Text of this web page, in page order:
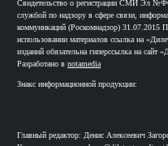
Свидетельство о регистрации СМИ Эл
службой по надзору в сфере связи,
коммуникаций (Роскомнадзор) 31.07.2015
использовании материалов ссылка на
изданий обязательна гиперссылка на сайт
Разработано в notamedia
Знакс информационной продукции:
Главный редактор: Денис Алексеевич